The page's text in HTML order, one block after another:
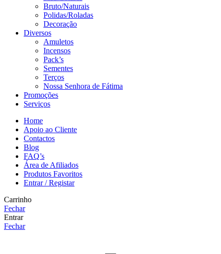
Bruto/Naturais
Polidas/Roladas
Decoração
Diversos
Amuletos
Incensos
Pack’s
Sementes
Terços
Nossa Senhora de Fátima
Promoções
Serviços
Home
Apoio ao Cliente
Contactos
Blog
FAQ’s
Área de Afiliados
Produtos Favoritos
Entrar / Registar
Carrinho
Fechar
Entrar
Fechar